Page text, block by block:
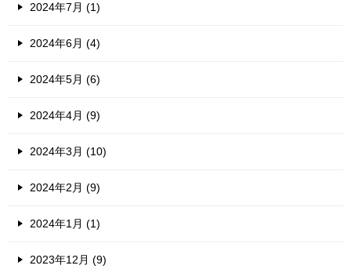
2024年7月 (1)
2024年6月 (4)
2024年5月 (6)
2024年4月 (9)
2024年3月 (10)
2024年2月 (9)
2024年1月 (1)
2023年12月 (9)